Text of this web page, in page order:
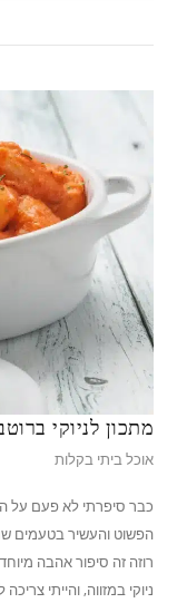
מתכון לניוקי ברוטב רוזה –
אוכל ביתי בקלות
כבר סיפרתי לא פעם על
הפשוט והעשיר בטעמים
רוזה זה סיפור אהבה
ניוקי במזווה, והייתי